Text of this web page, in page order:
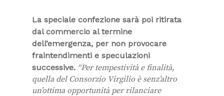
La speciale confezione sarà poi ritirata
dal commercio al termine
dell’emergenza, per non provocare
fraintendimenti e speculazioni
successive. “Per tempestività e finalità,
quella del Consorzio Virgilio è senz’altro
un’ottima opportunità per rilanciare